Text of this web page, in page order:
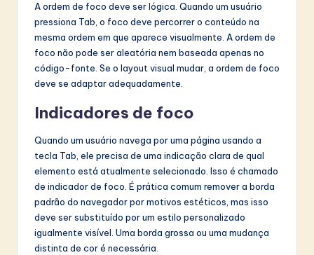
A ordem de foco deve ser lógica. Quando um usuário
pressiona Tab, o foco deve percorrer o conteúdo na
mesma ordem em que aparece visualmente. A ordem de
foco não pode ser aleatória nem baseada apenas no
código-fonte. Se o layout visual mudar, a ordem de foco
deve se adaptar adequadamente.
Indicadores de foco
Quando um usuário navega por uma página usando a
tecla Tab, ele precisa de uma indicação clara de qual
elemento está atualmente selecionado. Isso é chamado
de indicador de foco. É prática comum remover a borda
padrão do navegador por motivos estéticos, mas isso
deve ser substituído por um estilo personalizado
igualmente visível. Uma borda grossa ou uma mudança
distinta de cor é necessária.